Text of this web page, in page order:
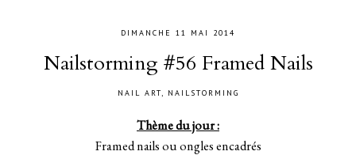
DIMANCHE 11 MAI 2014
Nailstorming #56 Framed Nails
NAIL ART, NAILSTORMING
Thème du jour :
Framed nails ou ongles encadrés